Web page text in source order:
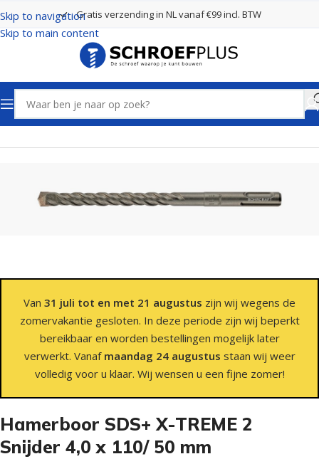
Skip to navigation
Skip to main content
Gratis verzending in NL vanaf €99 incl. BTW
Home Boren SDS Plus Boren 2 Snijders
Van 31 juli tot en met 21 augustus zijn wij wegens de
zomervakantie gesloten. In deze periode zijn wij beperkt
bereikbaar en worden bestellingen mogelijk later
verwerkt. Vanaf maandag 24 augustus staan wij weer
volledig voor u klaar. Wij wensen u een fijne zomer!
Hamerboor SDS+ X-TREME 2
Snijder 4,0 x 110/ 50 mm